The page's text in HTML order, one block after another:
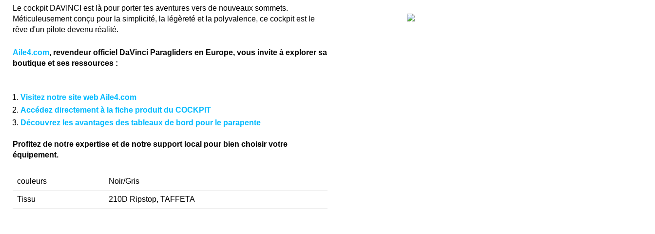
Le cockpit DAVINCI est là pour porter tes aventures vers de nouveaux sommets.
Méticuleusement conçu pour la simplicité, la légèreté et la polyvalence, ce cockpit est le
rêve d'un pilote devenu réalité.
Aile4.com, revendeur officiel DaVinci Paragliders en Europe, vous invite à explorer sa
boutique et ses ressources :
Visitez notre site web Aile4.com
Accédez directement à la fiche produit du COCKPIT
Découvrez les avantages des tableaux de bord pour le parapente
Profitez de notre expertise et de notre support local pour bien choisir votre
équipement.
couleurs Noir/Gris
Tissu 210D Ripstop, TAFFETA